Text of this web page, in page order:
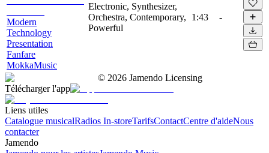
Modern
Technology
Presentation
Fanfare
MokkaMusic
Electronic, Synthesizer,
Orchestra, Contemporary,
Powerful
1:43 -
© 2026 Jamendo Licensing
Télécharger l'app
Liens utiles
Catalogue musicalRadios In-storeTarifsContactCentre d'aideNous
contacter
Jamendo